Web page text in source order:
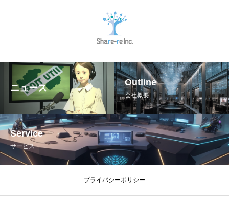
ニュース
Outline
会社概要
Service
サービス
プライバシーポリシー